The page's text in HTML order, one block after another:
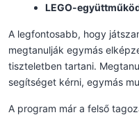
LEGO-
A legfontosabb, hogy
megtanulják egymás
tiszteletben tartani.
segítséget kérni, egymás
A program már a felső